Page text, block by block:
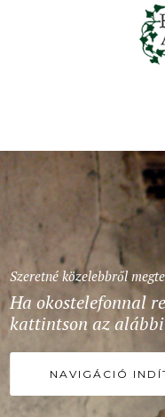
Szeretné közelebbről
Ha okostelefonnal
kattintson az
NAVIGÁCIÓ